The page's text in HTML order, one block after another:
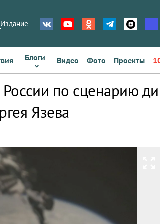
Издание
Блоги Видео Фото Проекты
по сценарию
Язева